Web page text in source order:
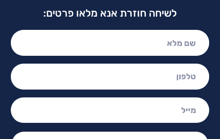
לשיחה חוזרת אנא מלאו פרטים:
שם מלא:
טלפון:
מייל: